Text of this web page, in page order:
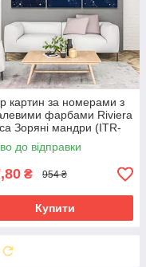
картин за номерами з
фарбами Riviera
Зоряні мандри (ITR-
шт в наборі
до відправки
₴ 954 ₴
Купити